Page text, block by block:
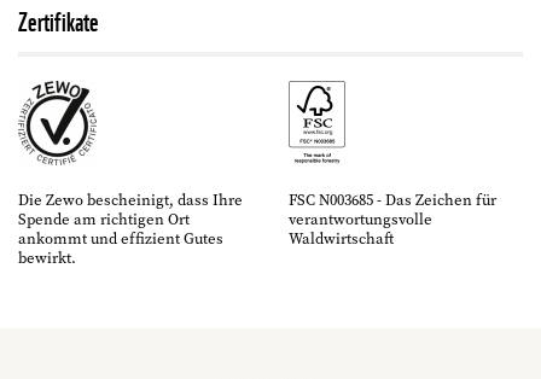
Zertifikate
Die Zewo bescheinigt, dass Ihre
Spende am richtigen Ort
ankommt und effizient Gutes
bewirkt.
FSC N003685 - Das Zeichen für
verantwortungsvolle
Waldwirtschaft